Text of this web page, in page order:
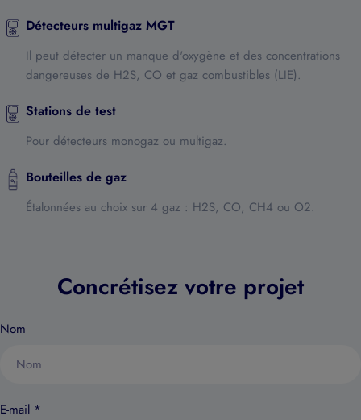
Détecteurs multigaz MGT
Il peut détecter un manque d'oxygène et des concentrations
dangereuses de H2S, CO et gaz combustibles (LIE).
Stations de test
Pour détecteurs monogaz ou multigaz.
Bouteilles de gaz
Étalonnées au choix sur 4 gaz : H2S, CO, CH4 ou O2.
Concrétisez votre projet
Nom
E-mail *